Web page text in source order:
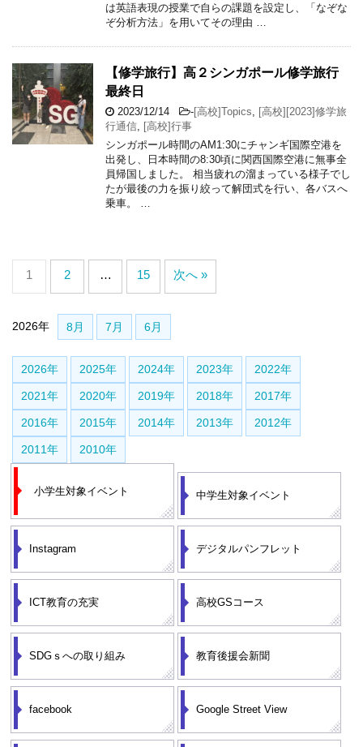
は英語表現の授業で自らの課題を設定し、「なぞな
ぞ分析方法」を用いてその理由 …
【修学旅行】高２シンガポール修学旅行
最終日
2023/12/14 -[高校]Topics
[高校][2023]修学旅
行通信
[高校]行事
シンガポール時間のAM1:30にチャンギ国際空港を
出発し、日本時間の8:30頃に関西国際空港に無事全
員帰国しました。 相当疲れの溜まっている様子でし
たが最後の力を振り絞って解団式を行い、各バスへ
乗車。 …
1 2 … 15 次へ »
2026年 8月 7月 6月
2026年 2025年 2024年 2023年 2022年
2021年 2020年 2019年 2018年 2017年
2016年 2015年 2014年 2013年 2012年
2011年 2010年
小学生対象イベント 中学生対象イベント
Instagram デジタルパンフレット
ICT教育の充実 高校GSコース
SDGｓへの取り組み 教育後援会新聞
facebook Google Street View